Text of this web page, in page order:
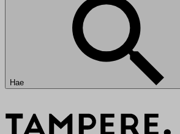
Hae